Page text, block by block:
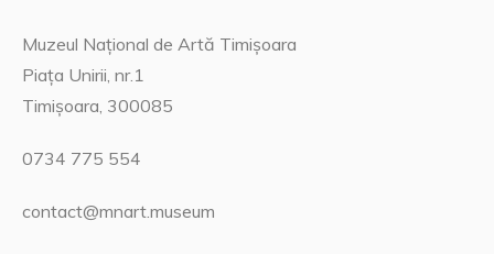
Muzeul Național de Artă Timișoara
Piața Unirii, nr.1
Timișoara, 300085
0734 775 554
contact@mnart.museum